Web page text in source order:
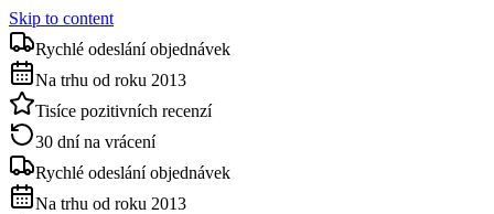
Skip to content
Rychlé odeslání objednávek
Na trhu od roku 2013
Tisíce pozitivních recenzí
30 dní na vrácení
Rychlé odeslání objednávek
Na trhu od roku 2013